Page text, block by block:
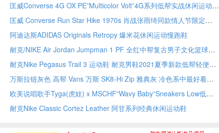
匡威Converse 4G OX PE”Multicolor Volt”4G系列低帮实战休闲运动篮球鞋
匡威 Converse Run Star Hike 1970s 肖战张雨绮同款情人节限定
阿迪达斯ADIDAS Originals Retropy 爆米花休闲运动慢跑鞋
耐克/NIKE Air Jordan Jumpman 1 PF 全红中帮复古男子文化篮球鞋运动男鞋
耐克Nike Pegasus Trail 3 运动鞋 耐克男鞋2021夏季新款低帮轻便休闲训练鞋运动鞋跑步鞋
万斯拉链灰色 高帮 Vans 万斯 SK8-Hi Zip 雅典灰 冷色系中最好看的配色之一
欧美说唱歌手Tyga(虎娃) x MSCHF”Wavy Baby”Sneakers Low低帮休闲运动板鞋
耐克Nike Classic Cortez Leather 阿甘系列经典休闲运动鞋